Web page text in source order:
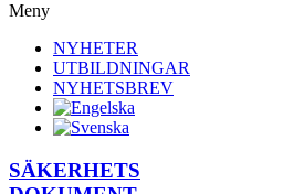
Meny
NYHETER
UTBILDNINGAR
NYHETSBREV
SÄKERHETS